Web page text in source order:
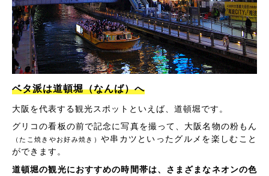
ベタ派は道頓堀（なんば）へ
大阪を代表する観光スポットといえば、道頓堀です。
グリコの看板の前で記念に写真を撮って、大阪名物の粉もん
（たこ焼きやお好み焼き） や串カツといったグルメを楽しむこと
ができます。
道頓堀の観光におすすめの時間帯は、さまざまなネオンの色